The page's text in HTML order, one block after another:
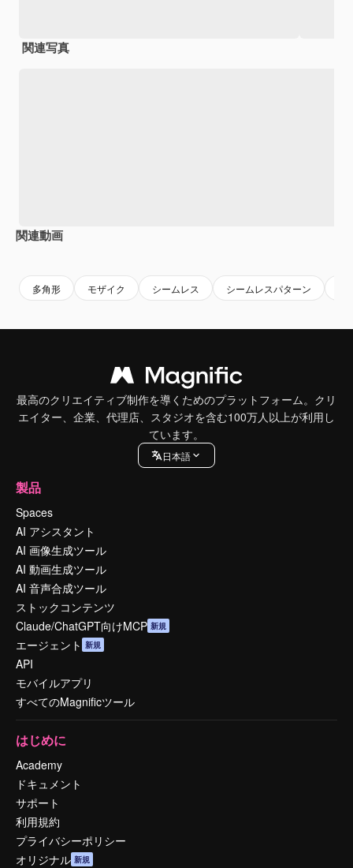
関連写真
関連動画
多角形 モザイク シームレス シームレスパターン
最高のクリエイティブ制作を導くためのプラットフォーム。クリ
エイター、企業、代理店、スタジオを含む100万人以上が利用し
ています。
日本語
製品
Spaces
AI アシスタント
AI 画像生成ツール
AI 動画生成ツール
AI 音声合成ツール
ストックコンテンツ
Claude/ChatGPT向けMCP 新規
エージェント 新規
API
モバイルアプリ
すべてのMagnificツール
はじめに
Academy
ドキュメント
サポート
利用規約
プライバシーポリシー
オリジナル 新規